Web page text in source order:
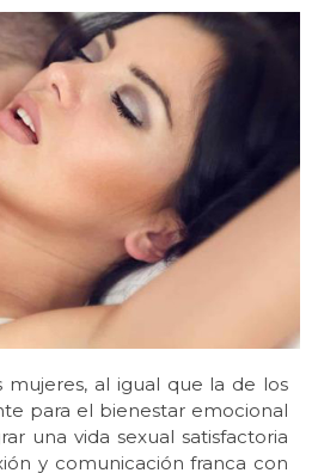
mujeres, al igual que la de los
para el bienestar emocional
una vida sexual satisfactoria
y comunicación franca con